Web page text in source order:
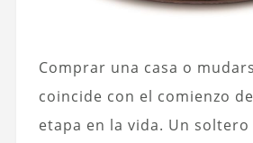
Comprar una casa o
coincide con el comienzo
etapa en la vida. Un soltero